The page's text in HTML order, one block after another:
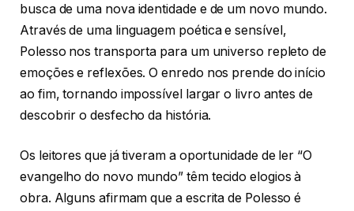
busca de uma nova identidade e de um novo mundo.
Através de uma linguagem poética e sensível,
Polesso nos transporta para um universo repleto de
emoções e reflexões. O enredo nos prende do início
ao fim, tornando impossível largar o livro antes de
descobrir o desfecho da história.
Os leitores que já tiveram a oportunidade de ler “O
evangelho do novo mundo” têm tecido elogios à
obra. Alguns afirmam que a escrita de Polesso é